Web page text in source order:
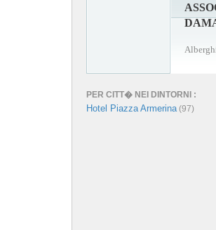
PER CITT� NEI DINTORNI :
Hotel Piazza Armerina(97)